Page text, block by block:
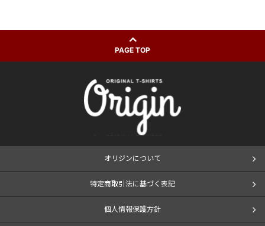
PAGE TOP
オリジンについて
特定商取引法に基づく表記
個人情報保護方針